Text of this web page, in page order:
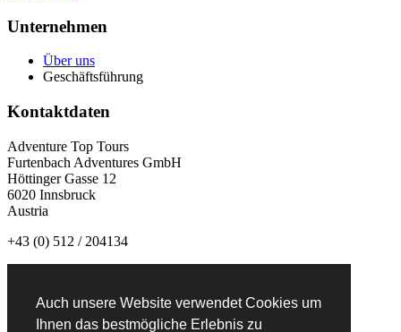
Auch unsere Website verwendet Cookies um
Ihnen das bestmögliche Erlebnis zu
Unternehmen
Über uns
Geschäftsführung
Kontaktdaten
Adventure Top Tours
Furtenbach Adventures GmbH
Höttinger Gasse 12
6020 Innsbruck
Austria
+43 (0) 512 / 204134
Newsletteranmeldung: